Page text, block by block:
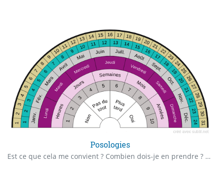
Posologies
Est ce que cela me convient ? Combien dois-je en prendre ? À quel moment ?